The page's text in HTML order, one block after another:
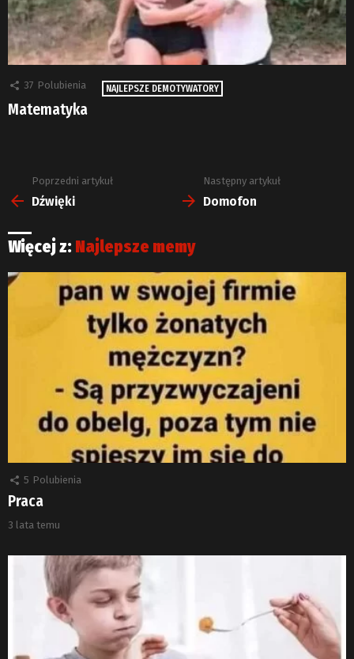
37 Polubienia NAJLEPSZE DEMOTYWATORY
Matematyka
Zobacz
więcej
Poprzedni artykuł
Dźwięki
Następny artykuł
Domofon
Więcej z: Najlepsze memy
5 Polubienia
Praca
3 lata temu